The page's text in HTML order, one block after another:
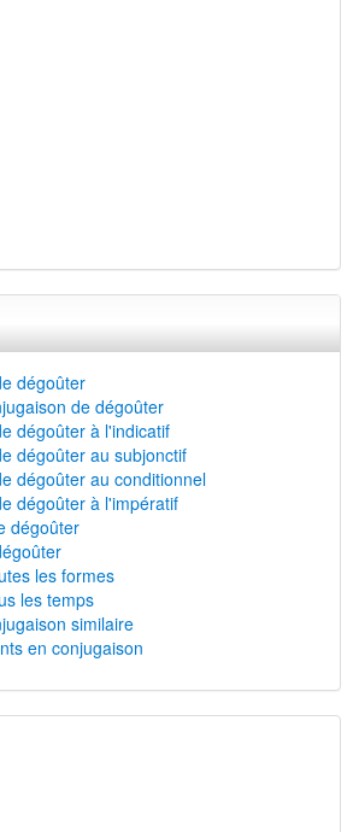
dégoûter
de dégoûter
dégoûter à l'indicatif
dégoûter au subjonctif
dégoûter au conditionnel
dégoûter à l'impératif
dégoûter
les formes
les temps
similaire
en conjugaison